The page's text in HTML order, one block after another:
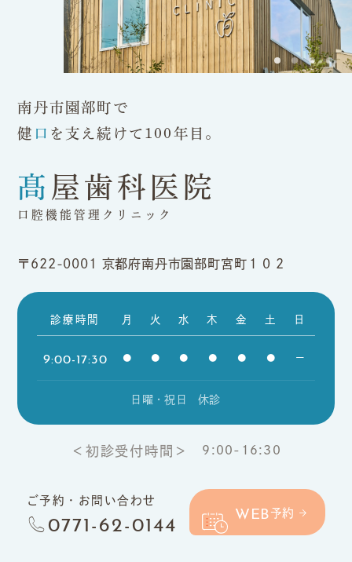
南丹市園部町で
健 口 を支え続けて100年目。
髙屋歯科医院
口腔機能管理クリニック
〒622-0001 京都府南丹市園部町宮町１０２
日曜・祝日 休診
診療時間 月 火 水 木 金 土 日
9:00-17:30 ● ● ● ● ● ● ー
＜初診受付時間＞ 9:00-16:30
ご予約・お問い合わせ
0771-62-0144 WEB 予約